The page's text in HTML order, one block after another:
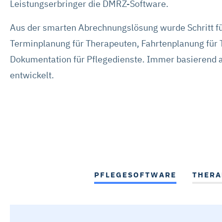
Mit „Alle Cookies ablehnen“
„Auswahl erlauben“
widerrufen. Weitere
Impressum ist hierabrufbar.
Leistungserbringer die DMRZ-Software.
Aus der smarten Abrechnungslösung wurde Schritt
Terminplanung für Therapeuten, Fahrtenplanung für
Dokumentation für Pflegedienste. Immer basierend
entwickelt.
PFLEGESOFTWARE